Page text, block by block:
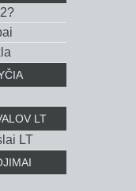
LT
LT